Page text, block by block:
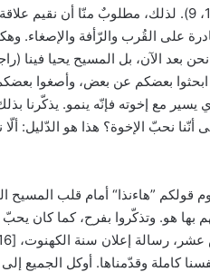
المرعى والرّاحة (راجع يوحنّا 10، 9). لذلك،
على القُرب والرّأفة والإصغاء.
ابحثوا بعضكم عن بعض، وأصغوا
يسير مع إخوته فإنّه ينمو.
أنّنا نحبّ الإخوة؟ هذا هو الدّليل:
يوم قولكم ”هاءنذا“ أمام قلب
بها هو. وتذكّروا بفرح، كما كان
كاملة وقدّمناها. أوكل الجميع